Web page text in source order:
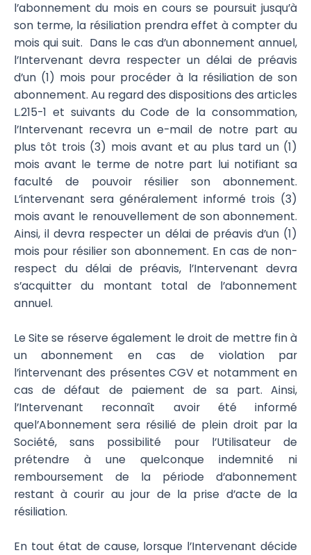
l’abonnement du mois en cours se poursuit jusqu’à
son terme, la résiliation prendra effet à compter du
mois qui suit. Dans le cas d’un abonnement annuel,
l’Intervenant devra respecter un délai de préavis
d’un (1) mois pour procéder à la résiliation de son
abonnement. Au regard des dispositions des articles
L.215-1 et suivants du Code de la consommation,
l’Intervenant recevra un e-mail de notre part au
plus tôt trois (3) mois avant et au plus tard un (1)
mois avant le terme de notre part lui notifiant sa
faculté de pouvoir résilier son abonnement.
L’intervenant sera généralement informé trois (3)
mois avant le renouvellement de son abonnement.
Ainsi, il devra respecter un délai de préavis d’un (1)
mois pour résilier son abonnement. En cas de non-
respect du délai de préavis, l’Intervenant devra
s’acquitter du montant total de l’abonnement
annuel.
Le Site se réserve également le droit de mettre fin à
un abonnement en cas de violation par
l’intervenant des présentes CGV et notamment en
cas de défaut de paiement de sa part. Ainsi,
l’Intervenant reconnaît avoir été informé
quel’Abonnement sera résilié de plein droit par la
Société, sans possibilité pour l’Utilisateur de
prétendre à une quelconque indemnité ni
remboursement de la période d’abonnement
restant à courir au jour de la prise d’acte de la
résiliation.
En tout état de cause, lorsque l’Intervenant décide